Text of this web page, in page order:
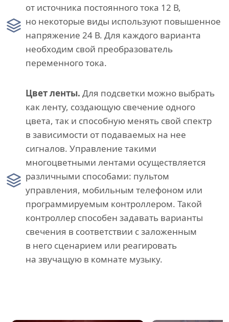
от источника постоянного тока 12 В,
но некоторые виды используют повышенное
напряжение 24 В. Для каждого варианта
необходим свой преобразователь
переменного тока.
Цвет ленты. Для подсветки можно выбрать
как ленту, создающую свечение одного
цвета, так и способную менять свой спектр
в зависимости от подаваемых на нее
сигналов. Управление такими
многоцветными лентами осуществляется
различными способами: пультом
управления, мобильным телефоном или
программируемым контроллером. Такой
контроллер способен задавать варианты
свечения в соответствии с заложенным
в него сценарием или реагировать
на звучащую в комнате музыку.